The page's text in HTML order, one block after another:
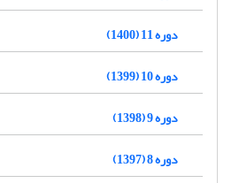
دوره 11 (1400)
دوره 10 (1399)
دوره 9 (1398)
دوره 8 (1397)